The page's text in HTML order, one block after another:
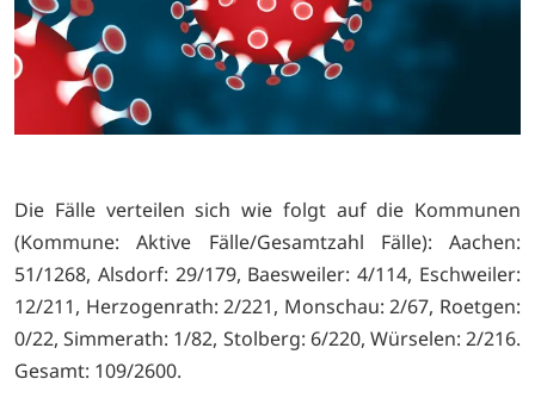
Die Fälle verteilen sich wie folgt auf die Kommunen
(Kommune: Aktive Fälle/Gesamtzahl Fälle): Aachen:
51/1268, Alsdorf: 29/179, Baesweiler: 4/114, Eschweiler:
12/211, Herzogenrath: 2/221, Monschau: 2/67, Roetgen:
0/22, Simmerath: 1/82, Stolberg: 6/220, Würselen: 2/216.
Gesamt: 109/2600.